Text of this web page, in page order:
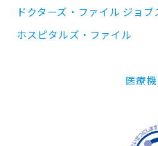
ドクターズ・ファイル ジョブ
ホスピタルズ・ファイル
医療